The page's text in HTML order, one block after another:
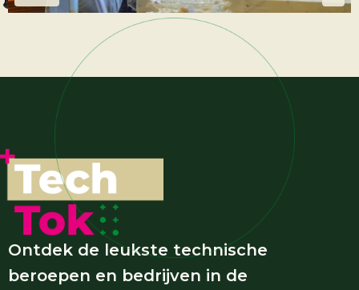
Ontdek de leukste technische
beroepen en bedrijven in de